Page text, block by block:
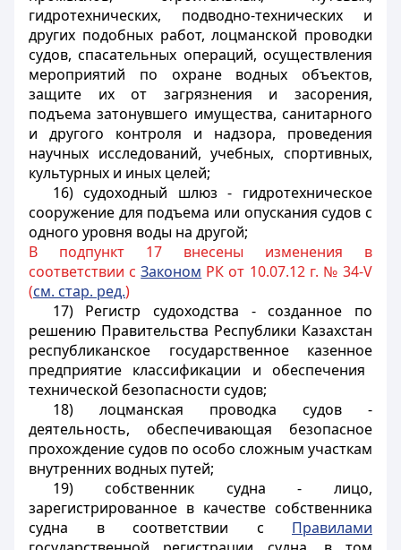
гидротехнических, подводно-технических и
других подобных работ, лоцманской проводки
судов, спасательных операций, осуществления
мероприятий по охране водных объектов,
защите их от загрязнения и засорения,
подъема затонувшего имущества, санитарного
и другого контроля и надзора, проведения
научных исследований, учебных, спортивных,
культурных и иных целей;
16) судоходный шлюз - гидротехническое
сооружение для подъема или опускания судов с
одного уровня воды на другой;
В подпункт 17 внесены изменения в
соответствии сЗаконом РК от 10.07.12 г. № 34-V
(см. стар. ред.)
17) Регистр судоходства -созданное по
решению Правительства Республики Казахстан
республиканское государственное казенное
предприятие классификации и обеспечения
технической безопасности судов;
18) лоцманская проводка судов -
деятельность, обеспечивающая безопасное
прохождение судов по особо сложным участкам
внутренних водных путей;
19) собственник судна - лицо,
зарегистрированное в качестве собственника
судна в соответствии с Правилами